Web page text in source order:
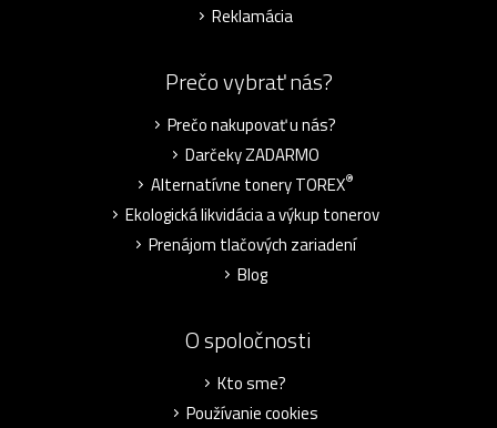
Reklamácia
Prečo vybrať nás?
Prečo nakupovať u nás?
Darčeky ZADARMO
Alternatívne tonery TOREX®
Ekologická likvidácia a výkup tonerov
Prenájom tlačových zariadení
Blog
O spoločnosti
Kto sme?
Používanie cookies